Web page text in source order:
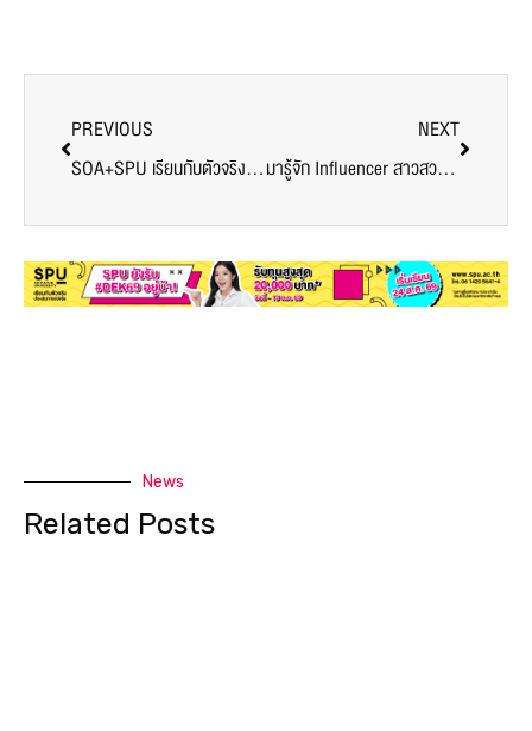
PREVIOUS
SOA+SPU เรียนกับตัวจริง ประสบการณ์จริง Design Talk “Lighting Design for Hotel”
NEXT
มารู้จัก Influencer สาวสวย นินิว – สุปรียา เด็กเก่งจากรั้ว บริหารธุรกิจ SPU
News
Related Posts